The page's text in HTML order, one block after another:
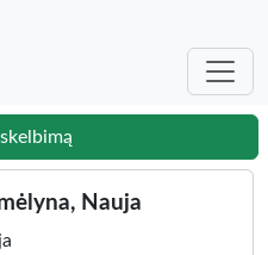
Nauja